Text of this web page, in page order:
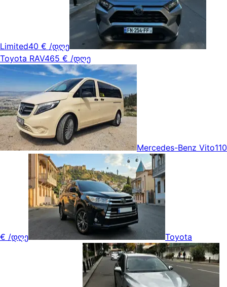
Limited40 € /დღე
Toyota RAV465 € /დღე
Mercedes-Benz Vito110
€ /დღე Toyota